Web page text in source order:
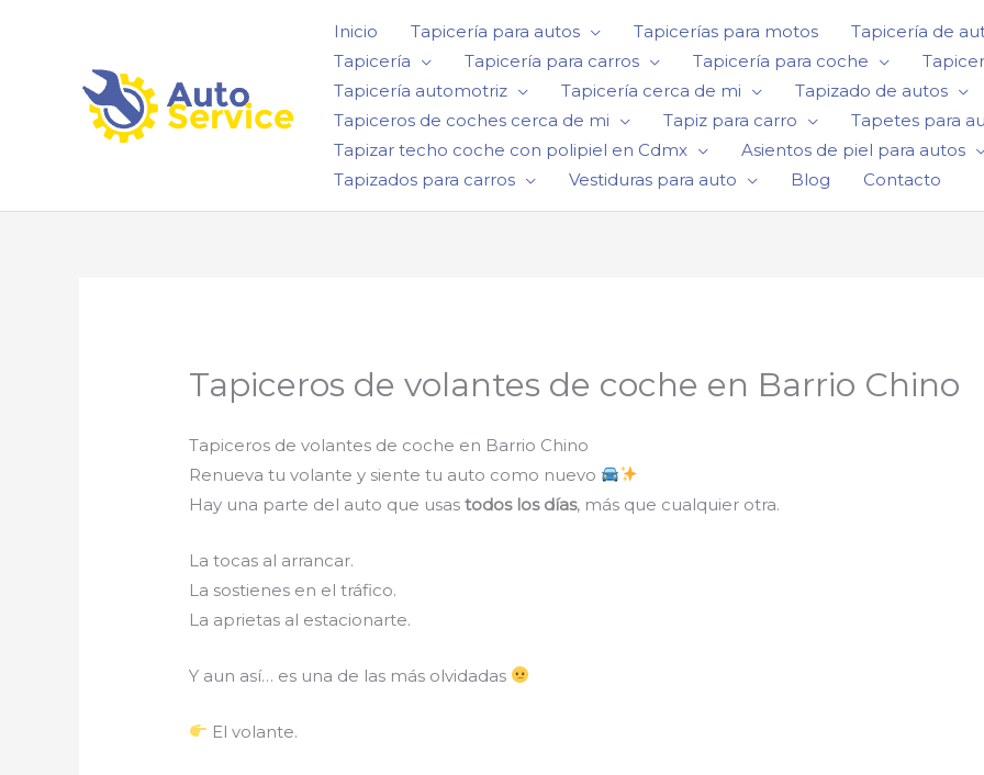
Inicio Tapicería para autos Tapicerías para motos
Tapicería de
Tapicería
Tapicería para carros Tapicería para coche
Tapicería automotriz
Tapicería cerca de mi
Tapizado de autos
Tapiceros de coches cerca de mi
Tapiz para carro
Tapetes para
Tapizar techo coche con polipiel en Cdmx
Asientos de piel para autos
Tapizados para carros
Vestiduras para auto Blog Contacto
Tapiceros de volantes de coche en Barrio Chino
Tapiceros de volantes de coche en Barrio Chino
Renueva tu volante y siente tu auto como nuevo
Hay una parte del auto que usastodos los días, más que cualquier otra.
La tocas al arrancar.
La sostienes en el tráfico.
La aprietas al estacionarte.
Y aun así… es una de las más olvidadas
El volante.